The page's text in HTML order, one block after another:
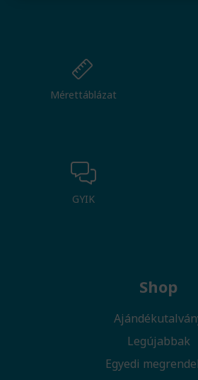
Mérettáblázat
GYIK
Shop
Legújabbak
Egyedi